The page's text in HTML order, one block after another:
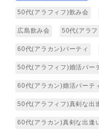
50代(アラフィフ)飲み会
広島飲み会 50代(アラフ
60代(アラカン)パーティ
50代(アラフィフ)婚活パー
60代(アラカン)婚活パーテ
50代(アラフィフ)真剣な出
60代(アラカン)真剣な出逢